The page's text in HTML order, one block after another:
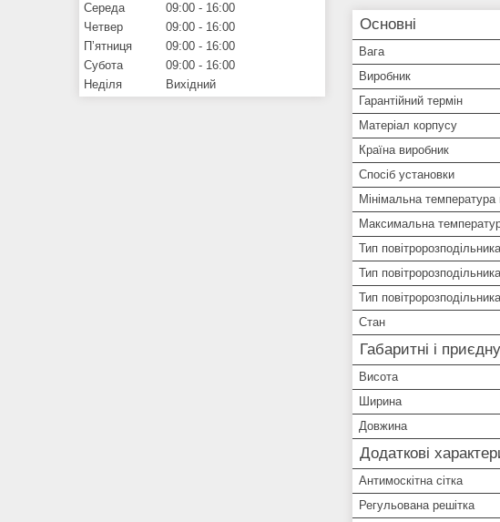
Основні
Вага
Виробник
Гарантійний термін
Матеріал корпусу
Країна виробник
Спосіб установки
Мінімальна
Максимальна
Тип
Тип
Тип повітророзподільника
Стан
Габаритні і
Висота
Ширина
Довжина
Додаткові
Антимоскітна сітка
Регульована решітка
Середа
09:00
16:00
Четвер
09:00
16:00
Пʼятниця
09:00
16:00
Субота
09:00
16:00
Неділя
Вихідний